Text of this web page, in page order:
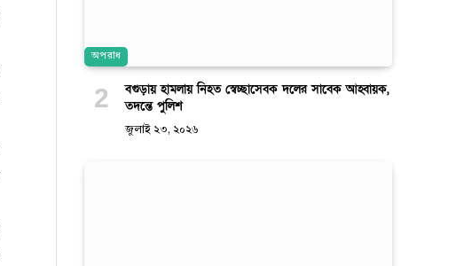
অপরাধ
বগুড়ায় হামলায় নিহত স্বেচ্ছাসেবক দলের সাবেক আহ্বায়ক,
তদন্তে পুলিশ
জুলাই ২৩, ২০২৬